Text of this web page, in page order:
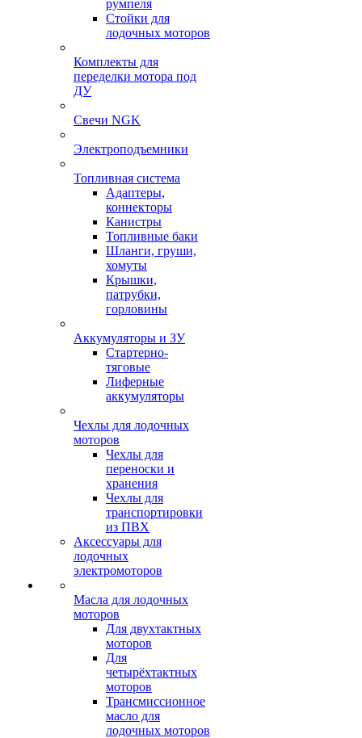
румпеля
Стойки для
лодочных моторов
Комплекты для
переделки мотора под
ДУ
Свечи NGK
Электроподъемники
Топливная система
Адаптеры,
коннекторы
Канистры
Топливные баки
Шланги, груши,
хомуты
Крышки,
патрубки,
горловины
Аккумуляторы и ЗУ
Стартерно-
тяговые
Лиферные
аккумуляторы
Чехлы для лодочных
моторов
Чехлы для
переноски и
хранения
Чехлы для
транспортировки
из ПВХ
Аксессуары для
лодочных
электромоторов
Масла для лодочных
моторов
Для двухтактных
моторов
Для
четырёхтактных
моторов
Трансмиссионное
масло для
лодочных моторов